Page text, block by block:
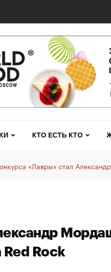
КТО ЕСТЬ КТО
«Лавры» стал
Red Rock